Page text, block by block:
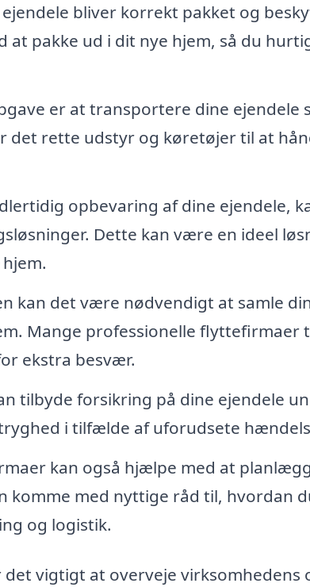
bliver korrekt pakket og
pakke ud i dit nye hjem, så du
er at transportere dine ejendele
det rette udstyr og køretøjer til at
opbevaring af dine ejendele,
Dette kan være en ideel
kan det være nødvendigt at samle
Mange professionelle flyttefirmaer
ekstra besvær.
tilbyde forsikring på dine ejendele
i tilfælde af uforudsete
kan også hjælpe med at
komme med nyttige råd til, hvordan
og logistik.
vigtigt at overveje virksomhedens